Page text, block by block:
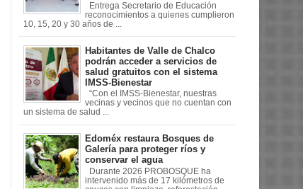
Entrega Secretario de Educación
reconocimientos a quienes cumplieron
10, 15, 20 y 30 años de ...
Habitantes de Valle de Chalco
podrán acceder a servicios de
salud gratuitos con el sistema
IMSS-Bienestar
“Con el IMSS-Bienestar, nuestras
vecinas y vecinos que no cuentan con
un sistema de salud ...
Edoméx restaura Bosques de
Galería para proteger ríos y
conservar el agua
Durante 2026 PROBOSQUE ha
intervenido más de 17 kilómetros de